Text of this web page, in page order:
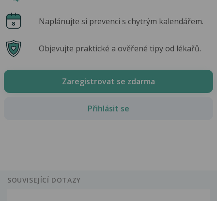
Naplánujte si prevenci s chytrým kalendářem.
Objevujte praktické a ověřené tipy od lékařů.
Zaregistrovat se zdarma
Přihlásit se
SOUVISEJÍCÍ DOTAZY